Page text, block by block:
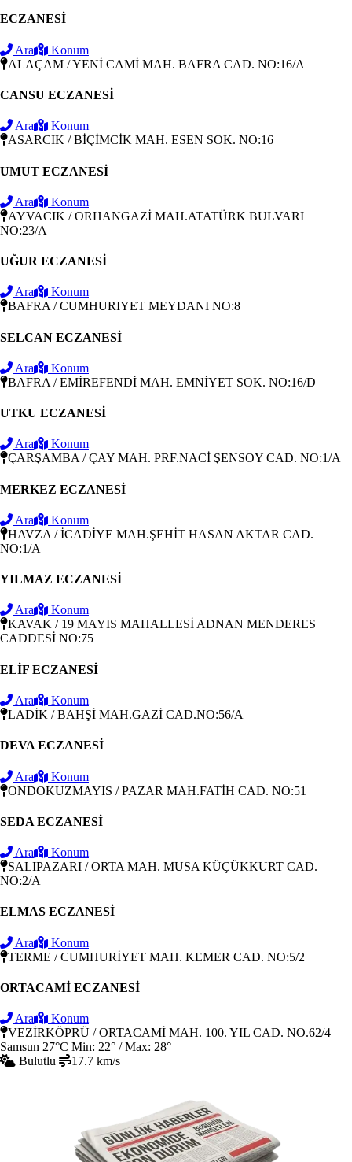
ECZANESİ
Ara
Konum
ALAÇAM / YENİ CAMİ MAH. BAFRA CAD. NO:16/A
CANSU ECZANESİ
Ara
Konum
ASARCIK / BİÇİMCİK MAH. ESEN SOK. NO:16
UMUT ECZANESİ
Ara
Konum
AYVACIK / ORHANGAZİ MAH.ATATÜRK BULVARI
NO:23/A
UĞUR ECZANESİ
Ara
Konum
BAFRA / CUMHURIYET MEYDANI NO:8
SELCAN ECZANESİ
Ara
Konum
BAFRA / EMİREFENDİ MAH. EMNİYET SOK. NO:16/D
UTKU ECZANESİ
Ara
Konum
ÇARŞAMBA / ÇAY MAH. PRF.NACİ ŞENSOY CAD. NO:1/A
MERKEZ ECZANESİ
Ara
Konum
HAVZA / İCADİYE MAH.ŞEHİT HASAN AKTAR CAD.
NO:1/A
YILMAZ ECZANESİ
Ara
Konum
KAVAK / 19 MAYIS MAHALLESİ ADNAN MENDERES
CADDESİ NO:75
ELİF ECZANESİ
Ara
Konum
LADİK / BAHŞİ MAH.GAZİ CAD.NO:56/A
DEVA ECZANESİ
Ara
Konum
ONDOKUZMAYIS / PAZAR MAH.FATİH CAD. NO:51
SEDA ECZANESİ
Ara
Konum
SALIPAZARI / ORTA MAH. MUSA KÜÇÜKKURT CAD.
NO:2/A
ELMAS ECZANESİ
Ara
Konum
TERME / CUMHURİYET MAH. KEMER CAD. NO:5/2
ORTACAMİ ECZANESİ
Ara
Konum
VEZİRKÖPRÜ / ORTACAMİ MAH. 100. YIL CAD. NO.62/4
Samsun 27°C Min: 22° / Max: 28°
Bulutlu
17.7 km/s